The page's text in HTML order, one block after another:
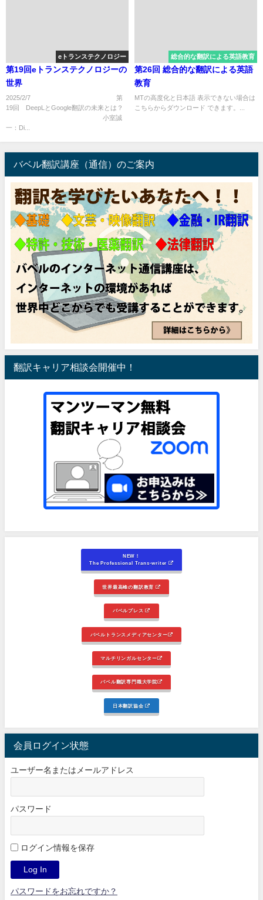
eトランステクノロジー
第19回eトランステクノロジーの
世界
2025/2/7 第
19回 DeepLとGoogle翻訳の未来とは？
小室誠
一：Di...
総合的な翻訳による英語教育
第26回 総合的な翻訳による英語
教育
MTの高度化と日本語 表示できない場合は
こちらからダウンロード できます。...
バベル翻訳講座（通信）のご案内
翻訳キャリア相談会開催中！
NEW！
The Professional Trans-writer
世界最高峰の翻訳教育
バベルプレス
バベルトランスメディアセンター
マルチリンガルセンター
バベル翻訳専門職大学院
日本翻訳協会
会員ログイン状態
ユーザー名またはメールアドレス
パスワード
ログイン情報を保存
パスワードをお忘れですか？